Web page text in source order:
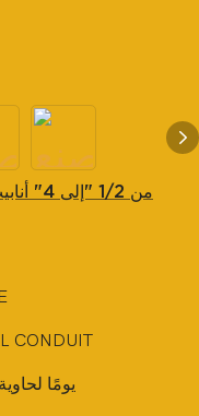
CONDUIT
20 يومًا لحاوية